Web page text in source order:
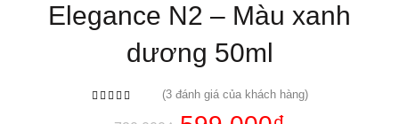
Elegance N2 – Màu xanh
dương 50ml
(3đánh giá của khách hàng)